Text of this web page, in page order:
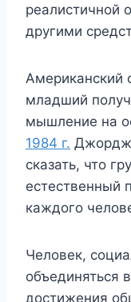
реалистичной
другими
Американский
младший
мышление на
1984 г.
сказать, что
естественный
каждого
Человек,
объединяться
достижения